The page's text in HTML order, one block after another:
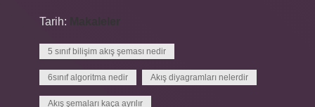
Tarih:
5 sınıf bilişim akış şeması nedir
6sınıf algoritma nedir Akış diyagramları nelerdir
Akış şemaları kaça ayrılır